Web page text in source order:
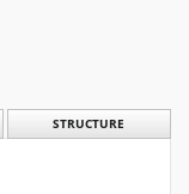
STRUCTURE